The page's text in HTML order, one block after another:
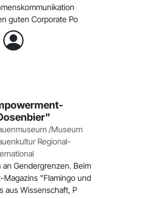
guten Corporate Po
/Museum
Regional-
Gendergrenzen. Beim
"Flamingo und
aus Wissenschaft, P